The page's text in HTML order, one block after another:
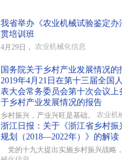
我省举办《农业机械试验鉴定办
贯培训班
4月29日， 农业机械化信息
国务院关于乡村产业发展情况的
2019年4月21日在第十三届全国
表大会常务委员会第十次会议上
于乡村产业发展情况的报告
乡村振兴，产业兴旺是基础。 农业机
浙江日报：关于《浙江省乡村振
规划（2018—2022年）》的解读
党的十九大提出实施乡村振兴战略，